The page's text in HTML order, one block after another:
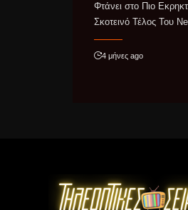
Φτάνει στο Πιο
Σκοτεινό Τέλος Του
4 μήνες ago